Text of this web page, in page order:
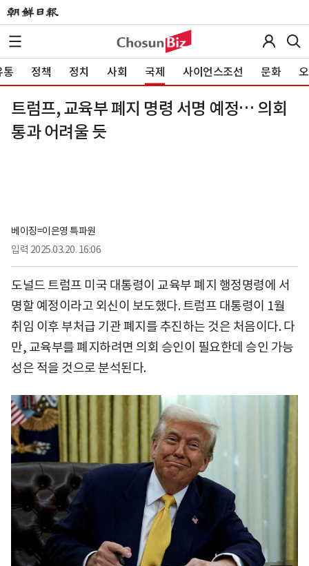
통 정책 정치 사회 국제 사이언스조선 문화
트럼프, 교육부 폐지 명령 서명 예정… 의회
통과 어려울 듯
베이징=이은영 특파원
입력 2025.03.20. 16:06
도널드 트럼프 미국 대통령이 교육부 폐지 행정명령에 서
명할 예정이라고 외신이 보도했다. 트럼프 대통령이 1월
취임 이후 부처급 기관 폐지를 추진하는 것은 처음이다. 다
만, 교육부를 폐지하려면 의회 승인이 필요한데 승인 가능
성은 적을 것으로 분석된다.